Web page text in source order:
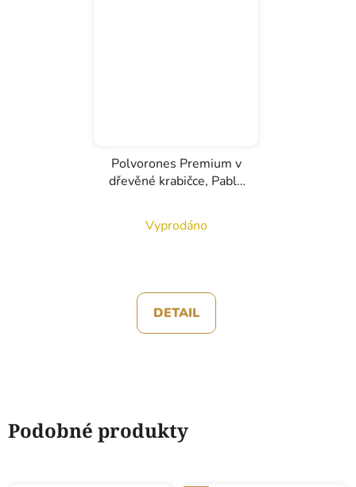
Polvorones Premium v
dřevěné krabičce, Pablo
Vyprodáno
DETAIL
Podobné produkty